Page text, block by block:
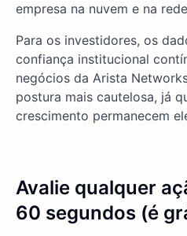
empresa na nuvem e na
Para os investidores, os
confiança institucional
negócios da Arista
postura mais cautelosa, já
crescimento permanecem
Avalie qualquer
60 segundos (é